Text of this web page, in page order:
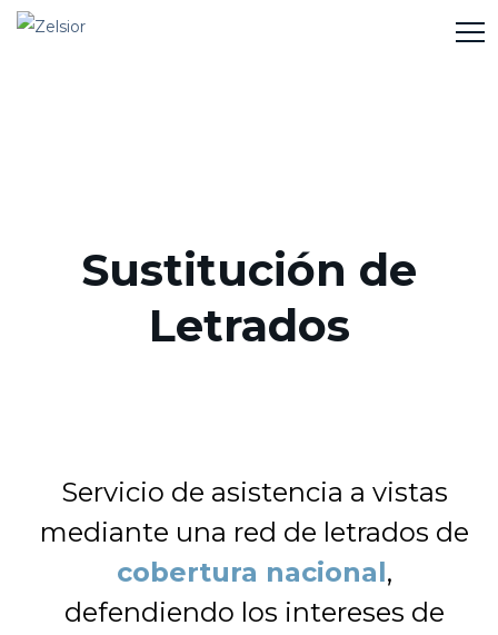
Sustitución de
Letrados
Servicio de asistencia a vistas
mediante una red de letrados de
cobertura nacional,
defendiendo los intereses de